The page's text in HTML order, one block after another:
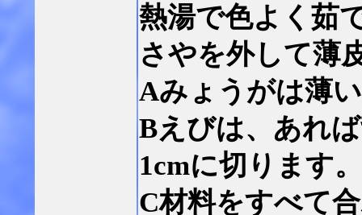
熱湯で色よく茹
さやを外して薄
Aみょうがは薄
Bえびは、あれ
1cmに切ります。
C材料をすべて